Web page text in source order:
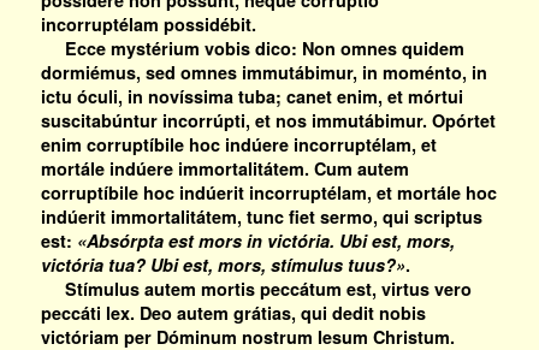
incorruptélam possidébit.
Ecce mystérium vobis dico: Non omnes quidem
dormiémus, sed omnes immutábimur, in moménto, in
ictu óculi, in novíssima tuba; canet enim, et mórtui
suscitabúntur incorrúpti, et nos immutábimur. Opórtet
enim corruptíbile hoc indúere incorruptélam, et
mortále indúere immortalitátem. Cum autem
corruptíbile hoc indúerit incorruptélam, et mortále hoc
indúerit immortalitátem, tunc fiet sermo, qui scriptus
est: «Absórpta est mors in victória. Ubi est, mors,
victória tua? Ubi est, mors, stímulus tuus?».
Stímulus autem mortis peccátum est, virtus vero
peccáti lex. Deo autem grátias, qui dedit nobis
victóriam per Dóminum nostrum Iesum Christum.